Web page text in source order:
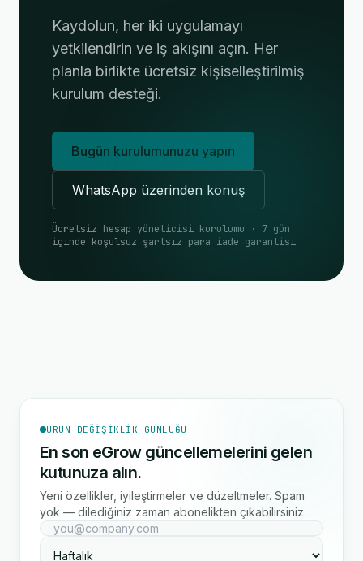
Kaydolun, her iki uygulamayı
yetkilendirin ve iş akışını açın. Her
planla birlikte ücretsiz kişiselleştirilmiş
kurulum desteği.
Bugün kurulumunuzu yapın
WhatsApp üzerinden konuş
Ücretsiz hesap yöneticisi kurulumu · 7 gün
içinde koşulsuz şartsız para iade garantisi
ÜRÜN DEĞIŞIKLIK GÜNLÜĞÜ
En son eGrow güncellemelerini gelen
kutunuza alın.
Yeni özellikler, iyileştirmeler ve düzeltmeler. Spam
yok — dilediğiniz zaman abonelikten çıkabilirsiniz.